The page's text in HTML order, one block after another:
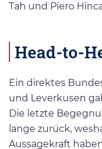
Tah und Piero
Head-to-
Ein direktes
und Leverkusen
Die letzte
lange zurück,
Aussagekraft